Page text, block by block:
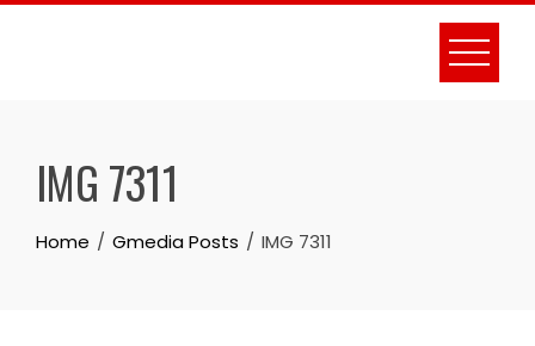
Skip
IMG 7311
Home Gmedia Posts IMG 7311